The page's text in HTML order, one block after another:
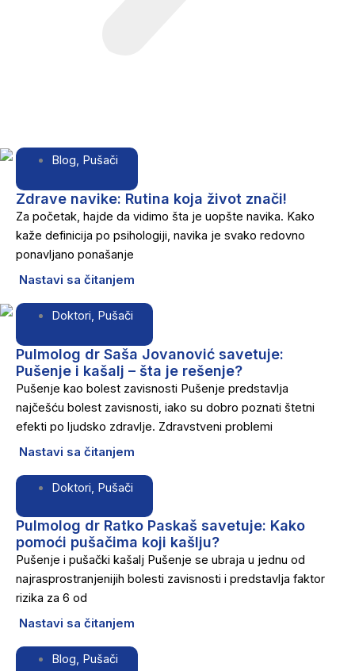
Blog, Pušači
Zdrave navike: Rutina koja život znači!
Za početak, hajde da vidimo šta je uopšte navika. Kako
kaže definicija po psihologiji, navika je svako redovno
ponavljano ponašanje
Nastavi sa čitanjem
Doktori, Pušači
Pulmolog dr Saša Jovanović savetuje:
Pušenje i kašalj – šta je rešenje?
Pušenje kao bolest zavisnosti Pušenje predstavlja
najčešću bolest zavisnosti, iako su dobro poznati štetni
efekti po ljudsko zdravlje. Zdravstveni problemi
Nastavi sa čitanjem
Doktori Pušači
Pulmolog dr Ratko Paskaš savetuje: Kako
pomoći pušačima koji kašlju?
Pušenje i pušački kašalj Pušenje se ubraja u jednu od
najrasprostranjenijih bolesti zavisnosti i predstavlja faktor
rizika za 6 od
Nastavi sa čitanjem
Blog, Pušači